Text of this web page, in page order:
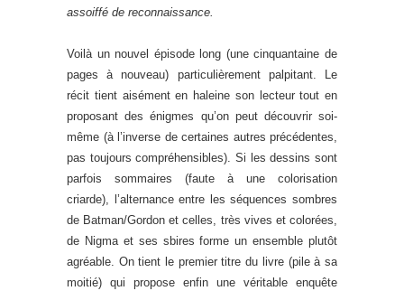
assoiffé de reconnaissance.
Voilà un nouvel épisode long (une cinquantaine de
pages à nouveau) particulièrement palpitant. Le
récit tient aisément en haleine son lecteur tout en
proposant des énigmes qu’on peut découvrir soi-
même (à l’inverse de certaines autres précédentes,
pas toujours compréhensibles). Si les dessins sont
parfois sommaires (faute à une colorisation
criarde), l’alternance entre les séquences sombres
de Batman/Gordon et celles, très vives et colorées,
de Nigma et ses sbires forme un ensemble plutôt
agréable. On tient le premier titre du livre (pile à sa
moitié) qui propose enfin une véritable enquête